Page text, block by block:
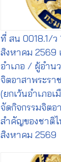
ที่ สน 0018.1/ว
สิงหาคม 2569
อำเภอ / ผู้อำน
จิตอาสาพระรา
(ยกเว้นอำเภอเ
จัดกิจกรรมจิต
สำคัญของชาติ
สิงหาคม 2569